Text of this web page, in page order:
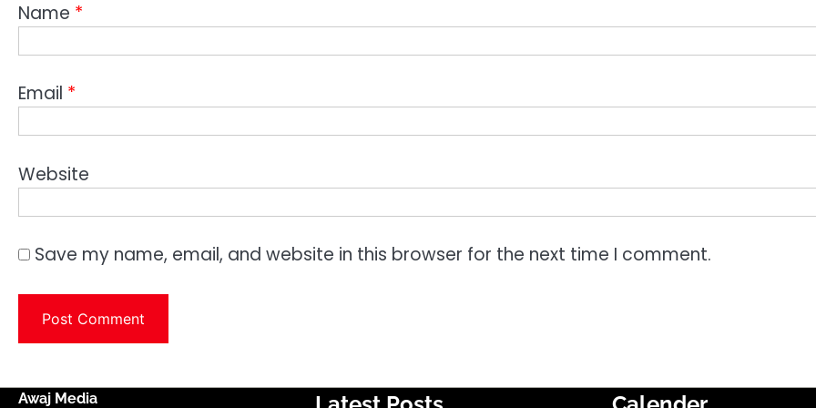
Name *
Email *
Website
Save my name, email, and website in this browser for the next time I comment.
Awaj Media